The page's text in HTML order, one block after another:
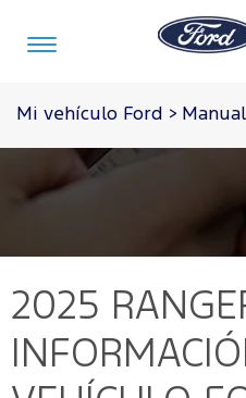
Ford
Propietarios
Ford
Tecnología
Acerca
de
Ford
Iniciar
Mi vehículo Ford >
2025